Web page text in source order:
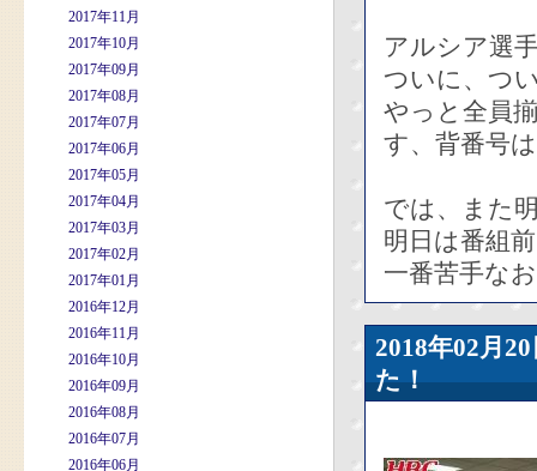
2017年11月
2017年10月
2017年09月
2017年08月
2017年07月
2017年06月
2017年05月
2017年04月
2017年03月
2017年02月
2017年01月
2016年12月
2016年11月
2016年10月
2016年09月
2016年08月
2016年07月
2016年06月
アルシア選
ついに、つ
やっと全員
す、背番号
では、また
明日は番組
一番苦手な
2018年02
た！